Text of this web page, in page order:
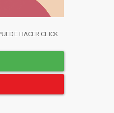
HACER CLICK